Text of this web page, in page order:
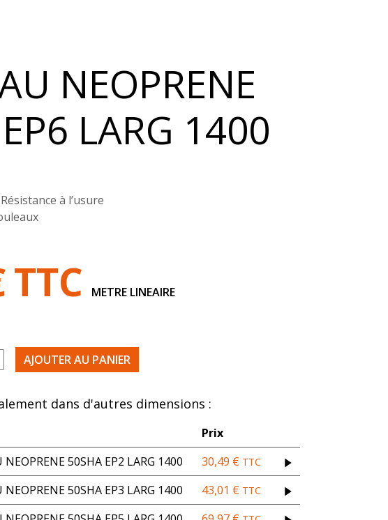
NEOPRENE
LARG 1400
Résistance à l’usure
TTC METRE LINEAIRE
70SHA EP6 LARG 1400
AJOUTER AU PANIER
dans d'autres dimensions :
Prix
NEOPRENE 50SHA EP2 LARG 1400 30,49 € TTC
NEOPRENE 50SHA EP3 LARG 1400 43,01 € TTC